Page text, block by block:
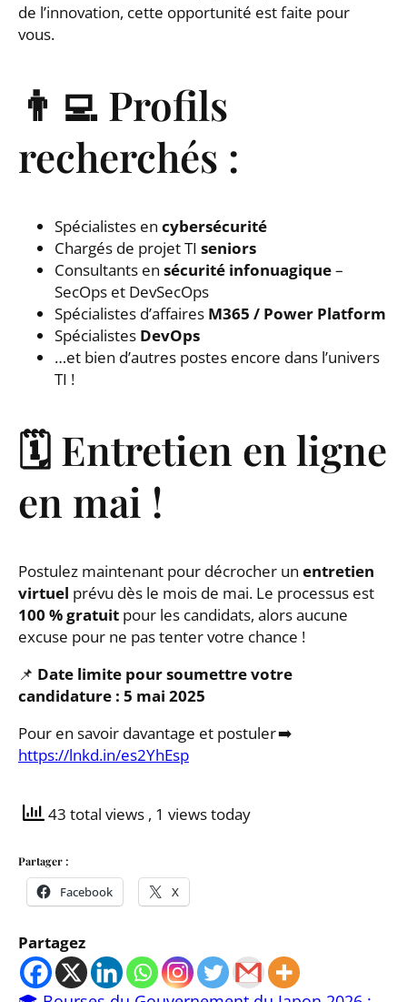
de l’innovation, cette opportunité est faite pour
vous.
👨‍💻 Profils
recherchés :
Spécialistes en cybersécurité
Chargés de projet TI seniors
Consultants en sécurité infonuagique–
SecOps et DevSecOps
Spécialistes d’affaires M365 / Power Platform
Spécialistes DevOps
…et bien d’autres postes encore dans l’univers
TI !
🗓️ Entretien en ligne
en mai !
Postulez maintenant pour décrocher un entretien
virtuel prévu dès le mois de mai. Le processus est
100 % gratuit pour les candidats, alors aucune
excuse pour ne pas tenter votre chance !
📌 Date limite pour soumettre votre
candidature : 5 mai 2025
Pour en savoir davantage et postuler ➡️
https://lnkd.in/es2YhEsp
43 total views , 1 views today
Partager :
Facebook X
Partagez